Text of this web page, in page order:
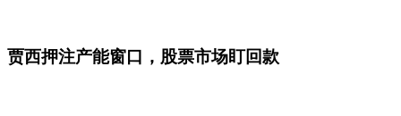
贾西押注产能窗口，股票市场盯回款